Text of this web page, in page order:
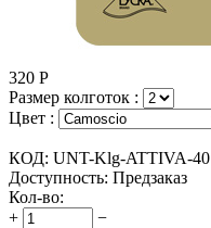
320 Р
Размер колготок :
Цвет :
КОД: UNT-Klg-ATTIVA-40
Доступность: Предзаказ
Кол-во:
+
−